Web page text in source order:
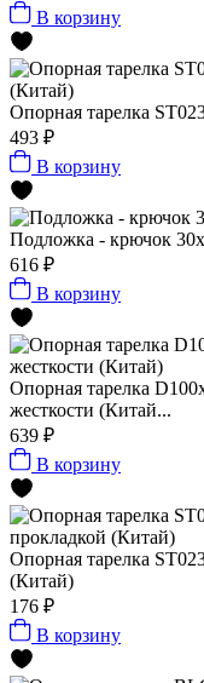
В корзину
Опорная тарелка
493 ₽
В корзину
Подложка - крючок
616 ₽
В корзину
Опорная тарелка
жесткости (Китай...
639 ₽
В корзину
Опорная тарелка
(Китай)
176 ₽
В корзину